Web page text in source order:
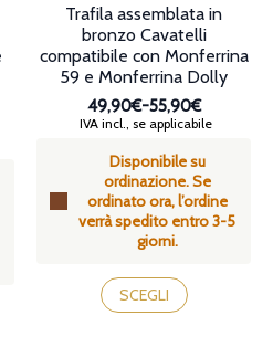
Disponibile su
ordinazione. Se
ordinato ora, l’ordine
verrà spedito entro 3-5
giorni.
Trafila assemblata in
bronzo Cavatelli
compatibile con Monferrina
59 e Monferrina Dolly
49,90€-55,90€
Fascia
prezzo:
da
49,90€
a
55,90€
IVA incl., se applicabile
SCEGLI
Questo
prodotto
ha